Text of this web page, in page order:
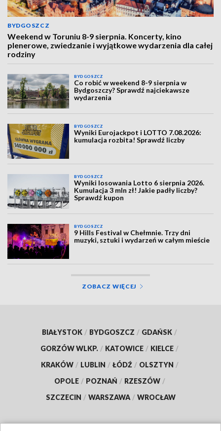
BYDGOSZCZ
Weekend w Toruniu 8-9 sierpnia. Koncerty, kino
plenerowe, zwiedzanie i wyjątkowe wydarzenia dla całej
rodziny
BYDGOSZCZ
Co robić w weekend 8-9 sierpnia w
Bydgoszczy? Sprawdź najciekawsze
wydarzenia
BYDGOSZCZ
Wyniki Eurojackpot i LOTTO 7.08.2026:
kumulacja rozbita! Sprawdź liczby
BYDGOSZCZ
Wyniki losowania Lotto 6 sierpnia 2026.
Kumulacja 3 mln zł! Jakie padły liczby?
Sprawdź kupon
BYDGOSZCZ
9 Hills Festival w Chełmnie. Trzy dni
muzyki, sztuki i wydarzeń w całym mieście
ZOBACZ WIĘCEJ
BIAŁYSTOK / BYDGOSZCZ / GDAŃSK /
GORZÓW WLKP. / KATOWICE / KIELCE /
KRAKÓW / LUBLIN / ŁÓDŹ / OLSZTYN /
OPOLE / POZNAŃ / RZESZÓW /
SZCZECIN / WARSZAWA / WROCŁAW